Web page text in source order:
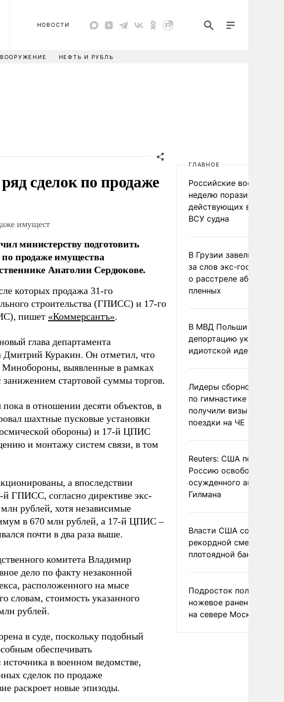
НОВОСТИ
НЕФТЬ И РУБЛЬ
сделок по продаже
имущест
министерству подготовить
продаже имущества
Анатолии Сердюкове.
которых продажа 31-го
строительства (ГПИСС) и 17-го
пишет «Коммерсантъ».
глава департамента
Дмитрий Куракин. Он отметил, что
выявленные в рамках
занижением стартовой суммы торгов.
в отношении десяти объектов, в
шахтные пусковые установки
обороны) и 17-й ЦПИС
и монтажу систем связи, в том
а впоследствии
ГПИСС, согласно директиве экс-
рублей, хотя независимые
в 670 млн рублей, а 17-й ЦПИС –
почти в два раза выше.
комитета Владимир
дело по факту незаконной
расположенного на мысе
словам, стоимость указанного
рублей.
в суде, поскольку подобный
обеспечивать
в военном ведомстве,
сделок по продаже
раскроет новые эпизоды.
ГЛАВНОЕ
Российские военные за
неделю поразили 34
действующих в
ВСУ судна
В Грузии завели дело
за слов экс-
о расстреле абхазских
пленных
В МВД Польши назвали
депортацию украинцев
идиотской идеей
Лидеры сборной
по гимнастике не
получили визы для
поездки на ЧЕ
Reuters: США
Россию освободить
осужденного
Гилмана
Власти США сообщили
рекордной смертности
плотоядной бактерии
Подросток получил
ножевое ранение в
на севере Москвы